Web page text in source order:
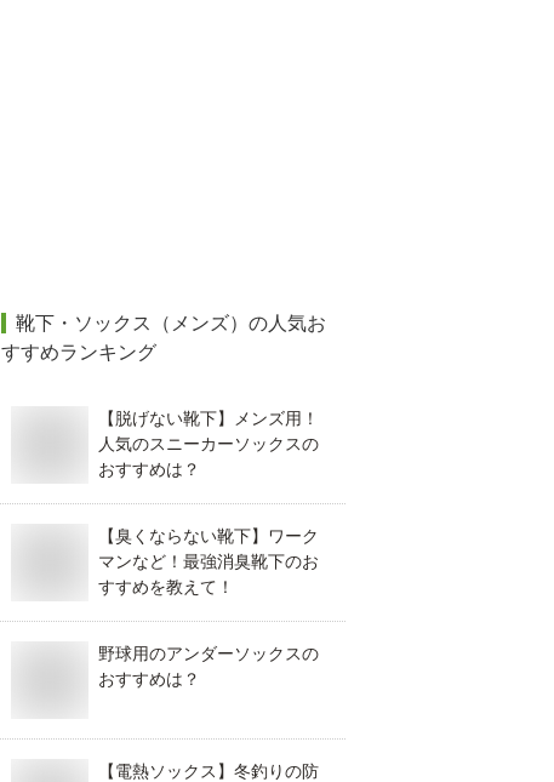
靴下・ソックス（メンズ） の人気お
すすめランキング
【脱げない靴下】メンズ用！
人気のスニーカーソックスの
おすすめは？
【臭くならない靴下】ワーク
マンなど！最強消臭靴下のお
すすめを教えて！
野球用のアンダーソックスの
おすすめは？
【電熱ソックス】冬釣りの防